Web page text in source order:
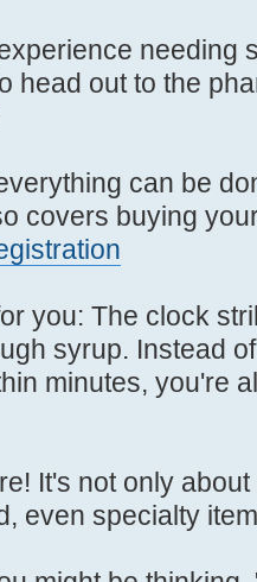
needing
head out to the
can be
covers buying
you: The clock
syrup. Instead
minutes, you're
It's not only
even specialty